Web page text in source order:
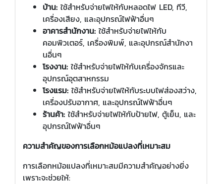
บ้าน: ใช้สำหรับจ่ายไฟให้กับหลอดไฟ LED, ทีวี,
เครื่องเสียง, และอุปกรณ์ไฟฟ้าอื่นๆ
อาคารสำนักงาน: ใช้สำหรับจ่ายไฟให้กับ
คอมพิวเตอร์, เครื่องพิมพ์, และอุปกรณ์สำนักงา
นอื่นๆ
โรงงาน: ใช้สำหรับจ่ายไฟให้กับเครื่องจักรและ
อุปกรณ์อุตสาหกรรม
โรงแรม: ใช้สำหรับจ่ายไฟให้กับระบบไฟส่องสว่าง,
เครื่องปรับอากาศ, และอุปกรณ์ไฟฟ้าอื่นๆ
ร้านค้า: ใช้สำหรับจ่ายไฟให้กับป้ายไฟ, ตู้เย็น, และ
อุปกรณ์ไฟฟ้าอื่นๆ
ความสำคัญของการเลือกหม้อแปลงที่เหมาะสม
การเลือกหม้อแปลงที่เหมาะสมมีความสำคัญอย่างยิ่ง
เพราะจะช่วยให้: